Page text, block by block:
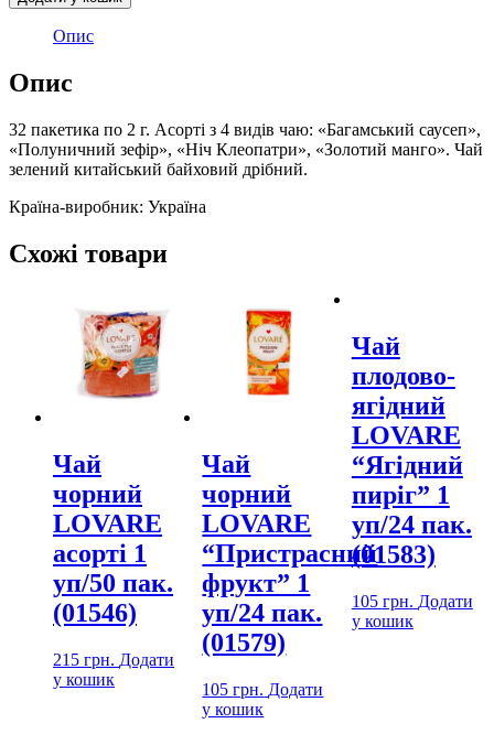
фруктовий
LOVARE
"Assorted
tea"
1
пак.
(01586)
кількість
Опис
Опис
32 пакетика по 2 г. Асорті з 4 видів чаю: «Багамський саусеп»,
«Полуничний зефір», «Ніч Клеопатри», «Золотий манго». Чай
зелений китайський байховий дрібний.
Країна-виробник: Україна
Схожі товари
Чай
чорний
LOVARE
асорті 1
уп/50 пак.
(01546)
215 грн. Додати
у кошик
Чай
чорний
LOVARE
“Пристрасний
фрукт” 1
уп/24 пак.
(01579)
105грн. Додати
у кошик
Чай
плодово-
ягідний
LOVARE
“Ягідний
пиріг” 1
уп/24 пак.
(01583)
105 грн. Додати
у кошик